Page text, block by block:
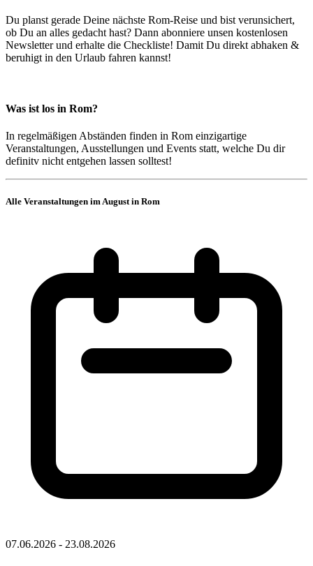
Du planst gerade Deine nächste Rom-Reise und bist verunsichert,
ob Du an alles gedacht hast? Dann abonniere unsen kostenlosen
Newsletter und erhalte die Checkliste! Damit Du direkt abhaken &
beruhigt in den Urlaub fahren kannst!
Was ist los in Rom?
In regelmäßigen Abständen finden in Rom einzigartige
Veranstaltungen, Ausstellungen und Events statt, welche Du dir
definitv nicht entgehen lassen solltest!
Alle Veranstaltungen im August in Rom
07.06.2026 - 23.08.2026